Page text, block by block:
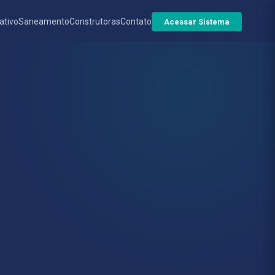
SaneamentoConstrutorasContato Acessar Sistema